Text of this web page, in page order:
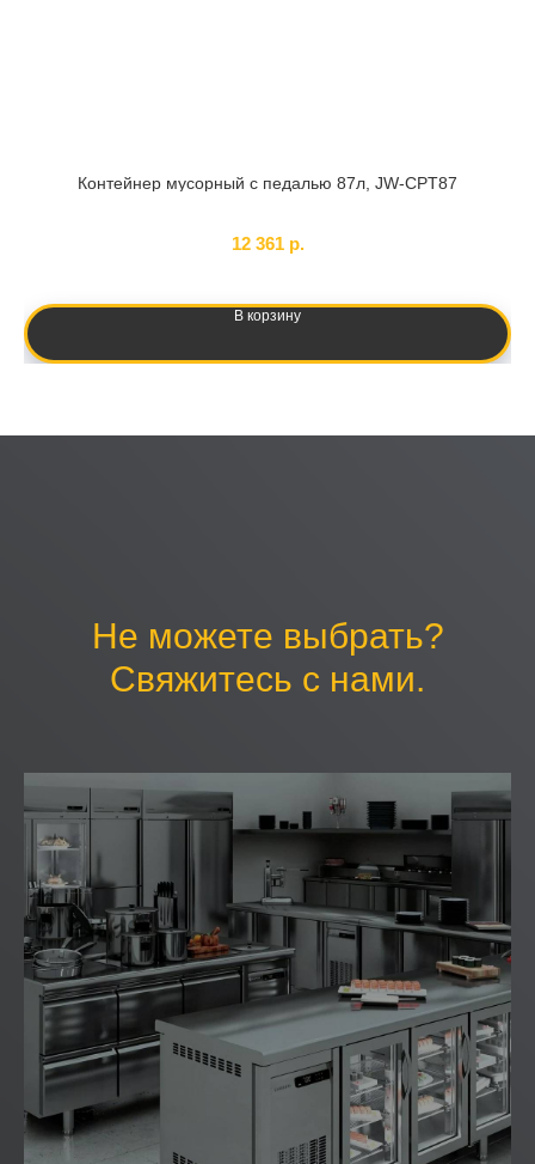
Контейнер мусорный с педалью 87л, JW-CPT87
12 361 р.
В корзину
Не можете выбрать?
Свяжитесь с нами.